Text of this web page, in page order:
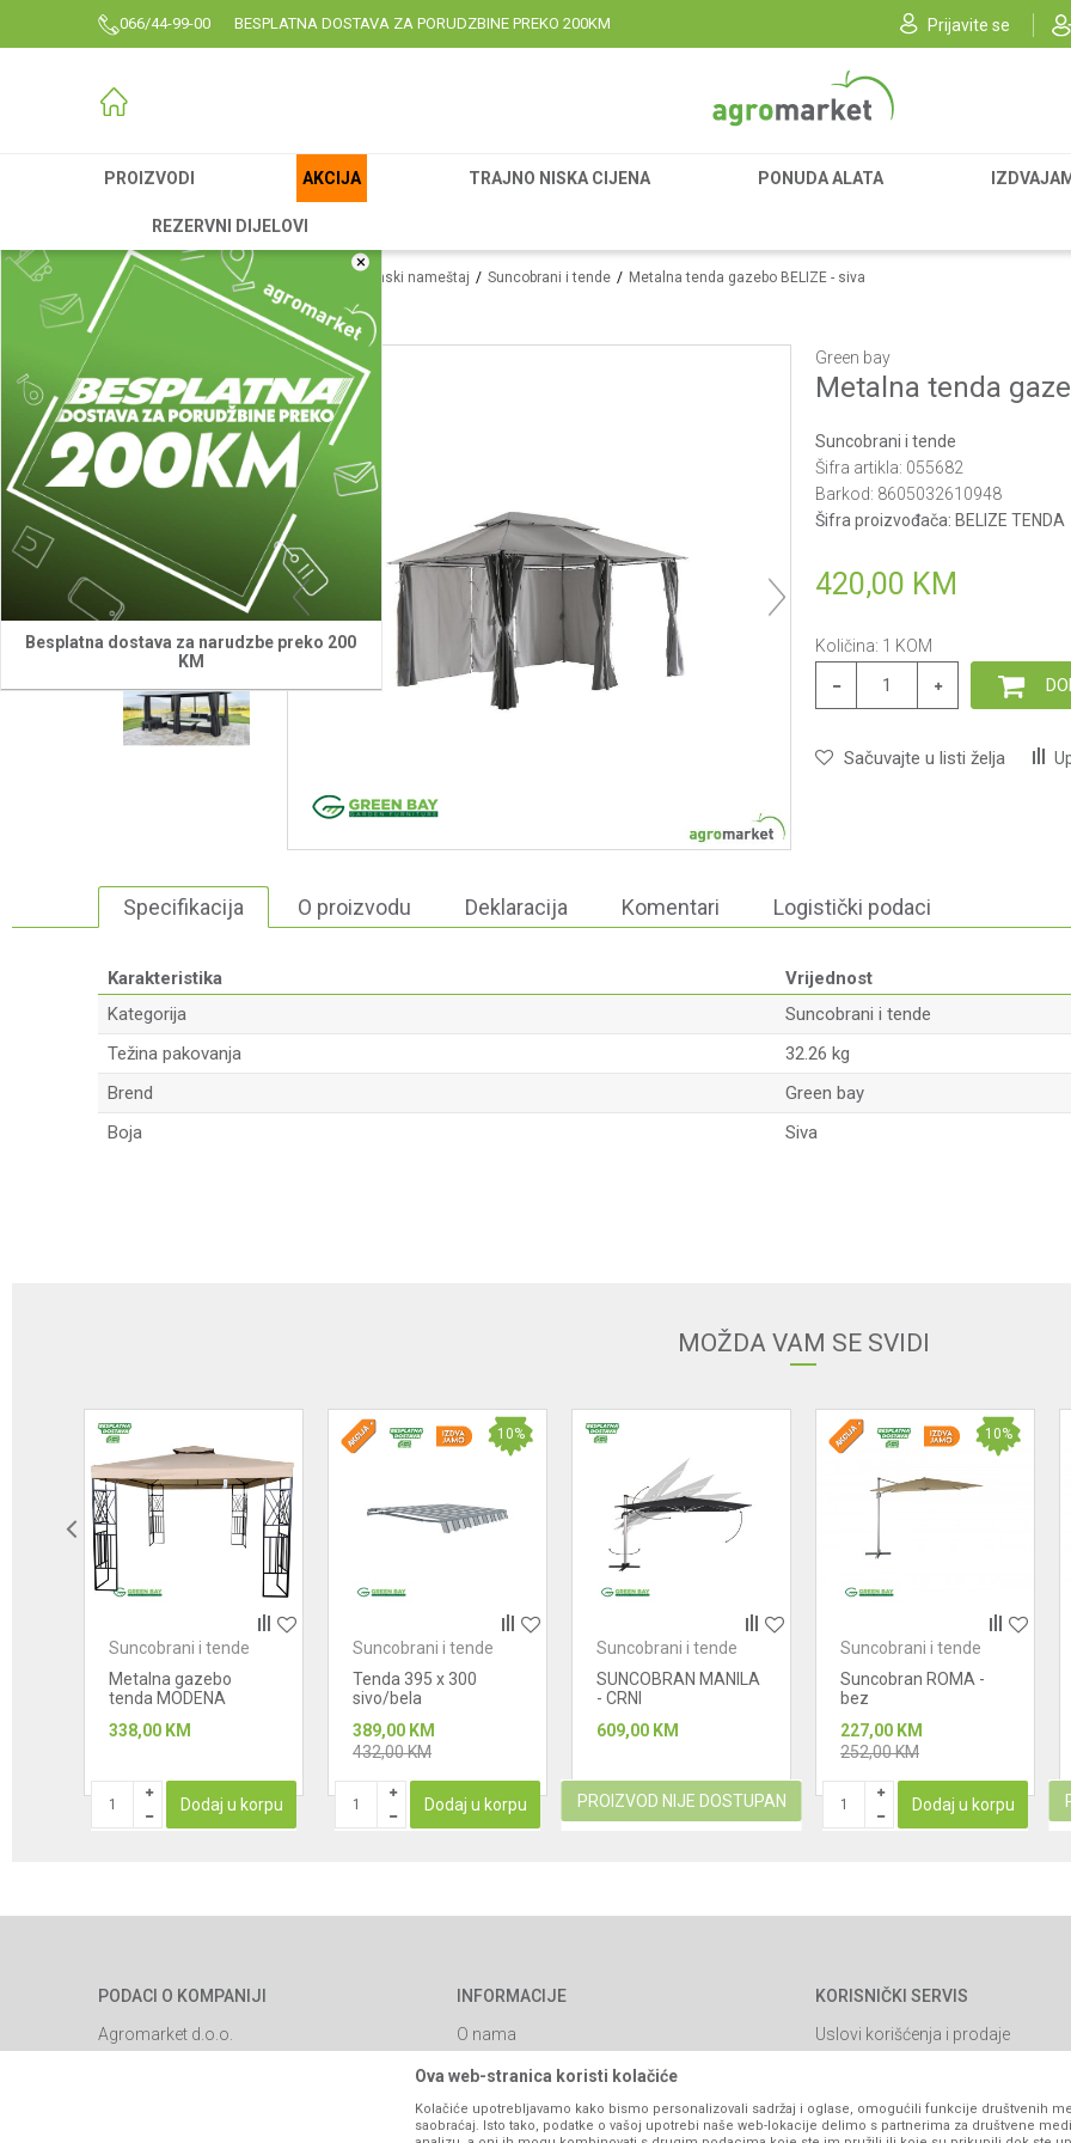
066/44-99-00 BESPLATNA DOSTAVA ZA PORUDZBINE PREKO 200KM Prijavite se
PROIZVODI AKCIJA TRAJNO NISKA CIJENA PONUDA ALATA
REZERVNI DIJELOVI
×
Besplatna dostava za narudzbe preko 200
KM
Agromarket Proizvodi Baštenski nameštaj Suncobrani i tende Metalna tenda gazebo BELIZE - siva
Green bay
Metalna tenda
Suncobrani i tende
Šifra artikla: 055682
Barkod: 8605032610948
Šifra proizvođača: BELIZE TENDA
420,00 KM
Količina: 1 KOM
Sačuvajte u listi želja
Specifikacija O proizvodu Deklaracija Komentari Logistički podaci
Karakteristika
Vrijednost
Kategorija
Suncobrani i tende
Težina pakovanja
32.26 kg
Brend
Green bay
Boja
Siva
Anti-spam zaštita - izračunajte koliko je 4 + 1 :
POŠALJI
MOŽDA VAM SE SVIDI
Suncobrani i tende
Metalna gazebo
tenda MODENA
338,00 KM
Dodaj u korpu
10%
Suncobrani i tende
Tenda 395 x 300
sivo/bela
389,00 KM
432,00KM
Dodaj u korpu
Suncobrani i tende
SUNCOBRAN MANILA
- CRNI
609,00 KM
PROIZVOD NIJE DOSTUPAN
10%
Suncobrani i tende
Suncobran ROMA -
bez
227,00 KM
252,00KM
Dodaj u korpu
PODACI O KOMPANIJI
Agromarket d.o.o.
INFORMACIJE
O nama
Brendovi
Katalozi
Saradnja
KORISNIČKI SERVIS
Uslovi korišćenja i prodaje
Kako kupiti
Isporuka
Ova web-stranica koristi kolačiće
Kolačiće upotrebljavamo kako bismo personalizovali sadržaj i oglase, omogućili funkcije društvenih
saobraćaj. Isto tako, podatke o vašoj upotrebi naše web-lokacije delimo s partnerima za društvene